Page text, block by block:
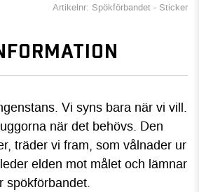
Artikelnr: Spökförbandet - Sticker
Vi syns bara när vi vill.
när det behövs. Den
träder vi fram, som vålnader ur
elden mot målet och lämnar
spökförbandet.